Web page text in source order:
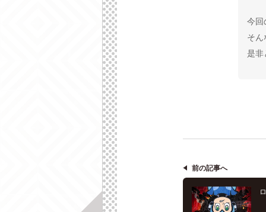
今回
そん
是非
前の記事へ